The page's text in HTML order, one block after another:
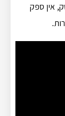
אין ספק